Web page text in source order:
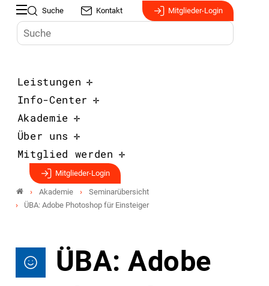
Suche Kontakt Mitglieder-Login
Leistungen
Info-Center
Akademie
Über uns
Mitglied werden
Mitglieder-Login
Akademie
Seminarübersicht
ÜBA: Adobe Photoshop für Einsteiger
ÜBA: Adobe